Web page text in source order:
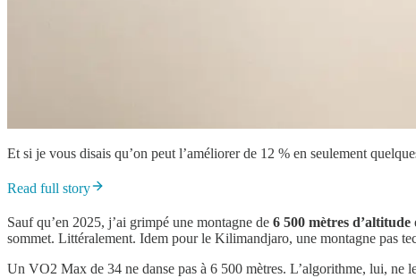
Et si je vous disais qu’on peut l’améliorer de 12 % en seulement
Read full story
Sauf qu’en 2025, j’ai grimpé une montagne de 6 500 mètres d’altitude
sommet. Littéralement. Idem pour le Kilimandjaro, une montagne pas
Un VO2 Max de 34 ne danse pas à 6 500 mètres. L’algorithme, lui, ne